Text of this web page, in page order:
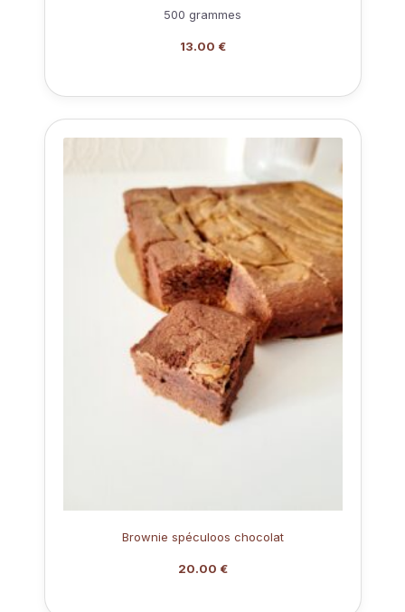
500 grammes
13.00 €
Brownie spéculoos chocolat
20.00 €